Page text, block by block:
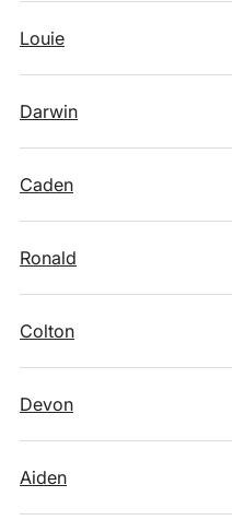
Louie
Darwin
Caden
Ronald
Colton
Devon
Aiden